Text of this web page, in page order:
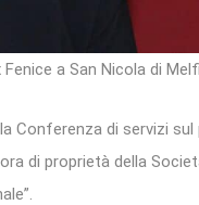
a San Nicola di Melfi
Conferenza di servizi
di proprietà della